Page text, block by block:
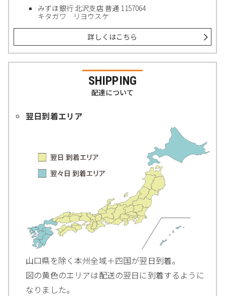
みずほ銀行 北沢支店 普通 1157064
キタガワ リヨウスケ
詳しくはこちら
SHIPPING
配達について
翌日到着エリア
山口県を除く本州全域＋四国が翌日到着。
図の黄色のエリアは配送の翌日に到着するように
なりました。